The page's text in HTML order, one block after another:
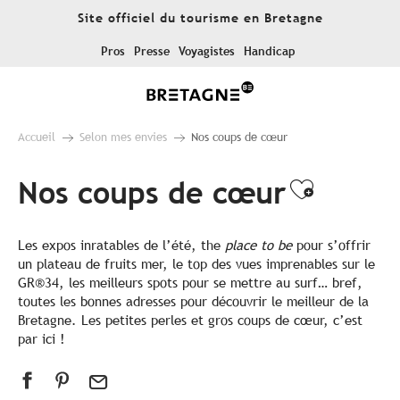
Site officiel du tourisme en Bretagne
Pros Presse Voyagistes Handicap
Accueil Selon mes envies Nos coups de cœur
Nos coups de cœur
Les expos inratables de l’été, the place to be pour s’offrir
un plateau de fruits mer, le top des vues imprenables sur le
GR®34, les meilleurs spots pour se mettre au surf… bref,
toutes les bonnes adresses pour découvrir le meilleur de la
Bretagne. Les petites perles et gros coups de cœur, c’est
par ici !